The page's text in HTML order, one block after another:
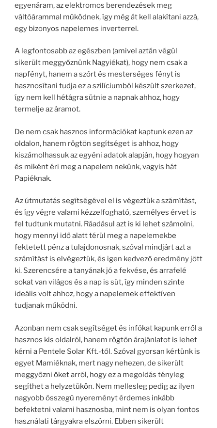
egyenáram, az elektromos berendezések meg
váltóárammal működnek, így még át kell alakítani azzá,
egy bizonyos napelemes inverterrel.
A legfontosabb az egészben (amivel aztán végül
sikerült meggyőznünk Nagyiékat), hogy nem csak a
napfényt, hanem a szórt és mesterséges fényt is
hasznosítani tudja ez a szilíciumból készült szerkezet,
így nem kell hétágra sütnie a napnak ahhoz, hogy
termelje az áramot.
De nem csak hasznos információkat kaptunk ezen az
oldalon, hanem rögtön segítséget is ahhoz, hogy
kiszámolhassuk az egyéni adatok alapján, hogy hogyan
és miként éri meg a napelem nekünk, vagyis hát
Papiéknak.
Az útmutatás segítségével el is végeztük a számítást,
és így végre valami kézzelfogható, személyes érvet is
fel tudtunk mutatni. Ráadásul azt is ki lehet számolni,
hogy mennyi idő alatt térül meg a napelemekbe
fektetett pénz a tulajdonosnak, szóval mindjárt azt a
számítást is elvégeztük, és igen kedvező eredmény jött
ki. Szerencsére a tanyának jó a fekvése, és arrafelé
sokat van világos és a nap is süt, így minden szinte
ideális volt ahhoz, hogy a napelemek effektíven
tudjanak működni.
Azonban nem csak segítséget és infókat kapunk erről a
hasznos kis oldalról, hanem rögtön árajánlatot is lehet
kérni a Pentele Solar Kft.-től. Szóval gyorsan kértünk is
egyet Mamiéknak, mert nagy nehezen, de sikerült
meggyőzni őket arról, hogy ez a megoldás tényleg
segíthet a helyzetükön. Nem mellesleg pedig az ilyen
nagyobb összegű nyereményt érdemes inkább
befektetni valami hasznosba, mint nem is olyan fontos
használati tárgyakra elszórni. Ebben sikerült